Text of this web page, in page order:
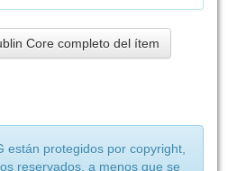
Core completo del ítem
están protegidos por copyright,
reservados, a menos que se